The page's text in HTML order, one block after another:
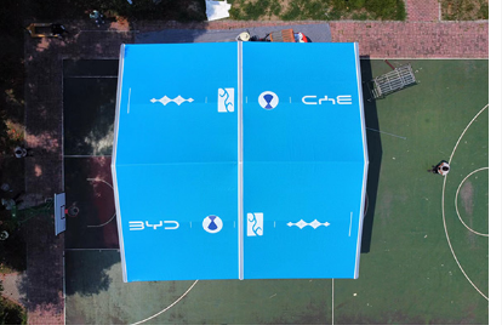
participante encontrasse facilmente a marca
desejada. Cada marca de veículo de nova energia
também pôde utilizar o espaço de forma
estratégica para o layout interno, destacando as
características de sua própria marca. A tenda
possui um amplo espaço interno e pode
acomodar centenas de visitantes. Sua estrutura é
robusta e resistente às intempéries.